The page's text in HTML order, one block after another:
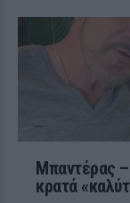
Μπαντέρας –
κρατά